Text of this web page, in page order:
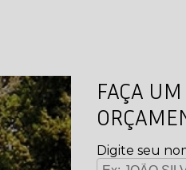
FAÇA UM
Digite seu